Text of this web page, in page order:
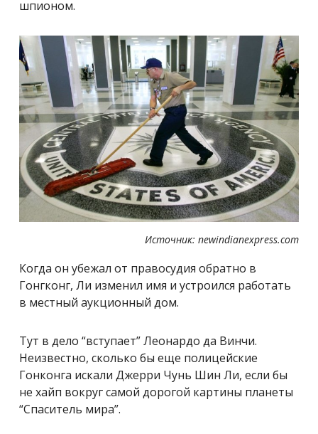
шпионом.
Источник: newindianexpress.com
Когда он убежал от правосудия обратно в
Гонгконг, Ли изменил имя и устроился работать
в местный аукционный дом.
Тут в дело “вступает” Леонардо да Винчи.
Неизвестно, сколько бы еще полицейские
Гонконга искали Джерри Чунь Шин Ли, если бы
не хайп вокруг самой дорогой картины планеты
“Спаситель мира”.